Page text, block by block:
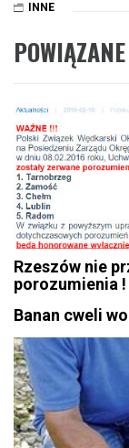
INNE
Rzeszów nie
porozumienia !
Banan cweli